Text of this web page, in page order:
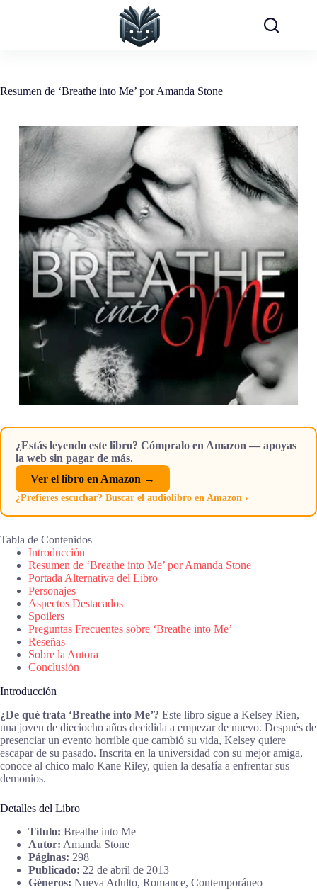
Resumen de ‘Breathe into Me’ por Amanda Stone
¿Estás leyendo este libro? Cómpralo en Amazon — apoyas
la web sin pagar de más.
Ver el libro en Amazon →
¿Prefieres escuchar? Buscar el audiolibro en Amazon ›
Tabla de Contenidos
Introducción
Resumen de ‘Breathe into Me’ por Amanda Stone
Portada Alternativa del Libro
Personajes
Aspectos Destacados
Spoilers
Preguntas Frecuentes sobre ‘Breathe into Me’
Reseñas
Sobre la Autora
Conclusión
Introducción
¿De qué trata ‘Breathe into Me’? Este libro sigue a Kelsey Rien,
una joven de dieciocho años decidida a empezar de nuevo. Después de
presenciar un evento horrible que cambió su vida, Kelsey quiere
escapar de su pasado. Inscrita en la universidad con su mejor amiga,
conoce al chico malo Kane Riley, quien la desafía a enfrentar sus
demonios.
Detalles del Libro
Título: Breathe into Me
Autor: Amanda Stone
Páginas: 298
Publicado: 22 de abril de 2013
Géneros: Nueva Adulto, Romance, Contemporáneo